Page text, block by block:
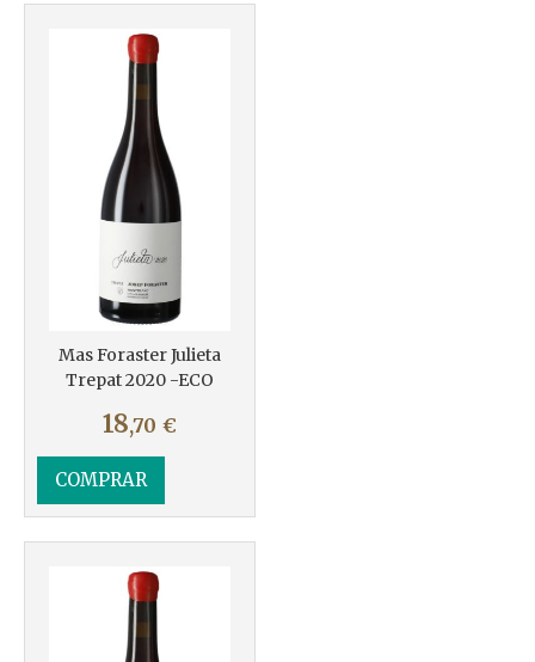
Mas Foraster Julieta
Trepat 2020 -ECO
18,70 €
COMPRAR
Más info
Más info